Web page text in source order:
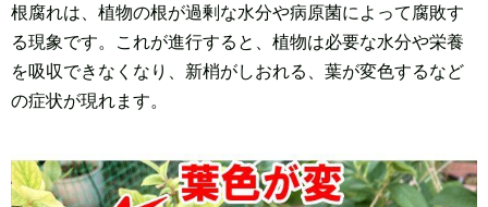
根腐れは、植物の根が過剰な水分や病原菌によって腐敗す
る現象です。これが進行すると、植物は必要な水分や栄養
を吸収できなくなり、新梢がしおれる、葉が変色するなど
の症状が現れます。